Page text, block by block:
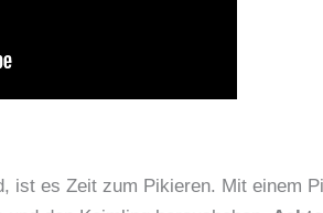
ist es Zeit zum Pikieren. Mit einem